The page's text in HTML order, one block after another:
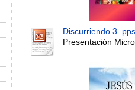
Discurriendo 3 .pps
Presentación